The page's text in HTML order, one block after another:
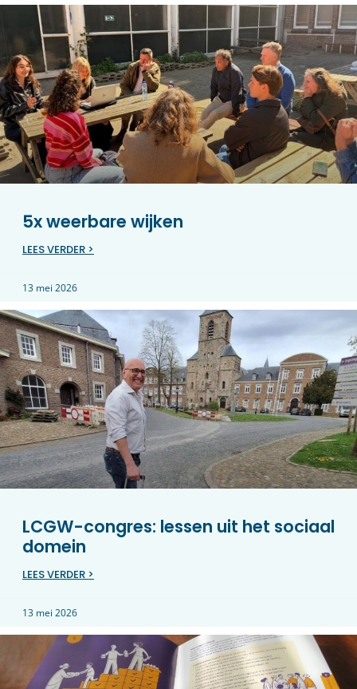
5x weerbare wijken
LEES VERDER >
13 mei 2026
LCGW-congres: lessen uit het sociaal
domein
LEES VERDER >
13 mei 2026